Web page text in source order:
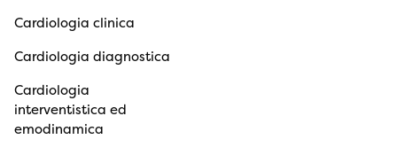
Cardiologia clinica
Cardiologia diagnostica
Cardiologia
interventistica ed
emodinamica